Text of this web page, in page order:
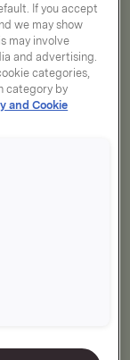
If you accept
we may show
may involve
and advertising.
categories,
category by
and Cookie